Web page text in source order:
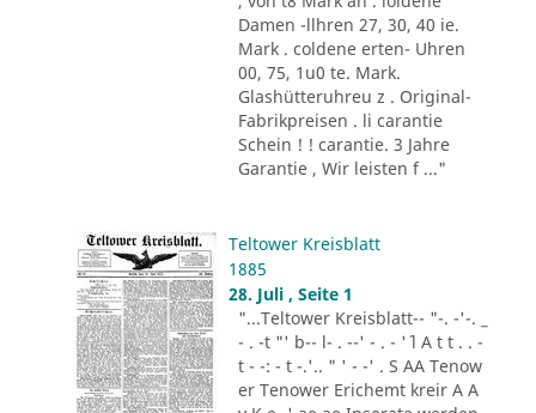
Damen -llhren 27, 30, 40 ie.
Mark . coldene erten- Uhren
00, 75, 1u0 te. Mark.
Glashütteruhreu z . Original-
Fabrikpreisen . li carantie
Schein ! ! carantie. 3 Jahre
Garantie , Wir leisten f ..."
Teltower Kreisblatt
1885
28. Juli , Seite 1
"...Teltower Kreisblatt-- "-. -'-. _
- . -t "' b-- l- . --' - . - '´ l A t t . . -
t - -: - t -.'.. " ' - -' . S AA Tenow
er Tenower Erichemt kreir A A